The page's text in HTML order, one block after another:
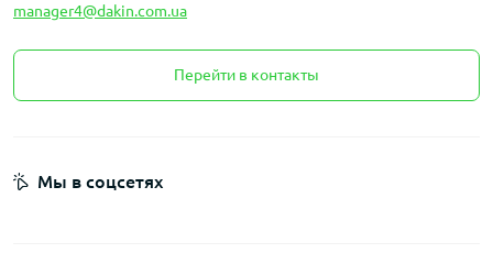
manager4@dakin.com.ua
Перейти в контакты
Мы в соцсетях